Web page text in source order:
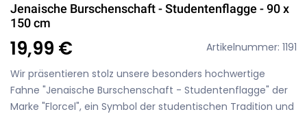
Jenaische Burschenschaft - Studentenflagge - 90 x
150 cm
19,99 €
Artikelnummer: 1191
Wir präsentieren stolz unsere besonders hochwertige
Fahne "Jenaische Burschenschaft - Studentenflagge" der
Marke "Florcel", ein Symbol der studentischen Tradition und